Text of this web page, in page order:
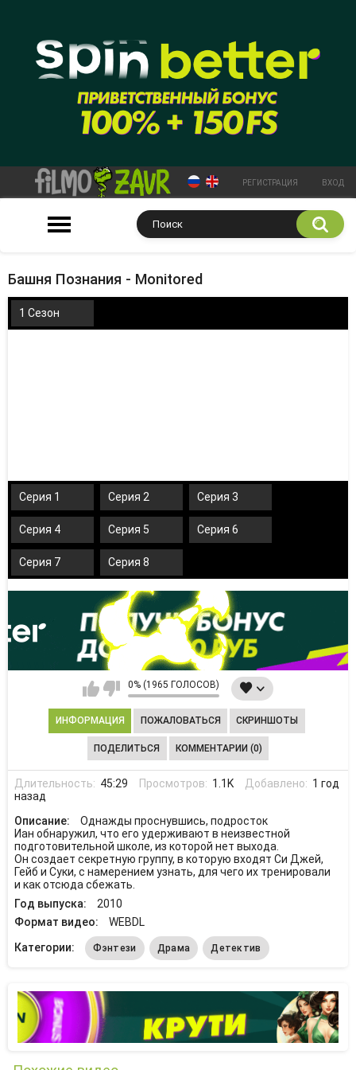
РЕГИСТРАЦИЯ ВХОД
Башня Познания - Monitored
1 Сезон
Серия 1 Серия 2 Серия 3
Серия 4 Серия 5 Серия 6
Серия 7 Серия 8
0% (1965 ГОЛОСОВ)
ИНФОРМАЦИЯ ПОЖАЛОВАТЬСЯ СКРИНШОТЫ
ПОДЕЛИТЬСЯ КОММЕНТАРИИ (0)
Длительность: 45:29 Просмотров: 1.1K Добавлено: 1 год
назад
Описание:
Однажды проснувшись, подросток
Иан обнаружил, что его удерживают в неизвестной
подготовительной школе, из которой нет выхода.
Он создает секретную группу, в которую входят Си Джей,
Гейб и Суки, с намерением узнать, для чего их тренировали
и как отсюда сбежать.
Год выпуска:
2010
Формат видео:
WEBDL
Категории:
Фэнтези Драма Детектив